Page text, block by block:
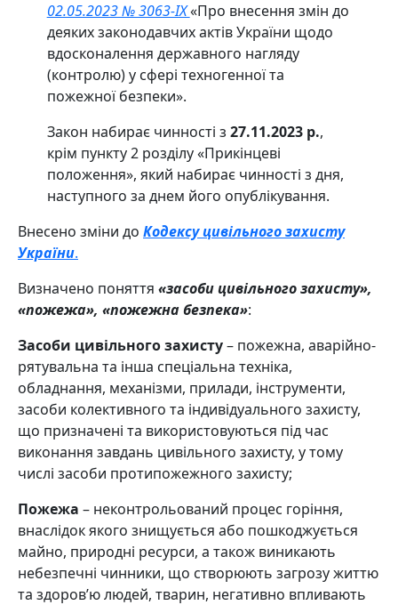
02.05.2023 № 3063-IX«Про внесення змін до
деяких законодавчих актів України щодо
вдосконалення державного нагляду
(контролю) у сфері техногенної та
пожежної безпеки».
Закон набирає чинності з 27.11.2023 р.,
крім пункту 2 розділу «Прикінцеві
положення», який набирає чинності з дня,
наступного за днем його опублікування.
Внесено зміни до Кодексу цивільного захисту
України.
Визначено поняття «засоби цивільного захисту»,
«пожежа», «пожежна безпека»:
Засоби цивільного захисту– пожежна, аварійно-
рятувальна та інша спеціальна техніка,
обладнання, механізми, прилади, інструменти,
засоби колективного та індивідуального захисту,
що призначені та використовуються під час
виконання завдань цивільного захисту, у тому
числі засоби протипожежного захисту;
Пожежа – неконтрольований процес горіння,
внаслідок якого знищується або пошкоджується
майно, природні ресурси, а також виникають
небезпечні чинники, що створюють загрозу життю
та здоров’ю людей, тварин, негативно впливають